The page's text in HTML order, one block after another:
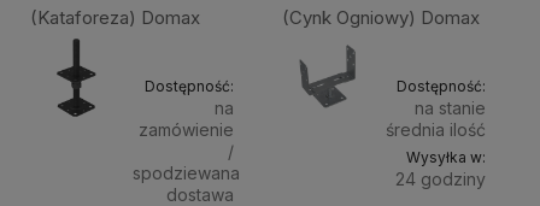
(Kataforeza) Domax
Dostępność:
na
zamówienie
/
spodziewana
dostawa
(Cynk Ogniowy) Domax
Dostępność:
na stanie
średnia ilość
Wysyłka w:
24 godziny